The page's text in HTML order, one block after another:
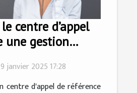
centre d’appel
une gestion
janvier 2025 17:28
centre d'appel de référence